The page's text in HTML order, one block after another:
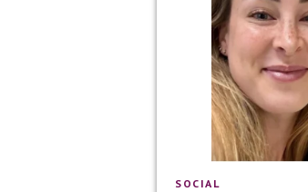
SOCIAL